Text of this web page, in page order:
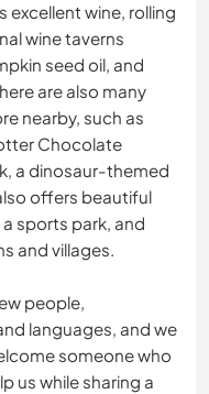
excellent wine, rolling
wine taverns
seed oil, and
are also many
nearby, such as
Chocolate
a dinosaur-themed
offers beautiful
sports park, and
and villages.
people,
languages, and we
someone who
us while sharing a